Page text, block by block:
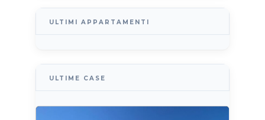
ULTIMI APPARTAMENTI
ULTIME CASE